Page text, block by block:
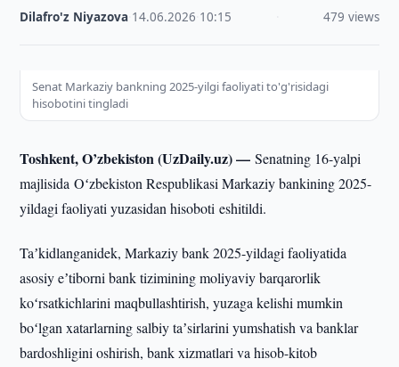
Dilafro'z Niyazova 14.06.2026 10:15 479 views
Senat Markaziy bankning 2025-yilgi faoliyati to'g'risidagi
hisobotini tingladi
Toshkent, O’zbekiston (UzDaily.uz) —Senatning 16-yalpi
majlisida Oʻzbekiston Respublikasi Markaziy bankining 2025-
yildagi faoliyati yuzasidan hisoboti eshitildi.
Taʼkidlanganidek, Markaziy bank 2025-yildagi faoliyatida
asosiy eʼtiborni bank tizimining moliyaviy barqarorlik
koʻrsatkichlarini maqbullashtirish, yuzaga kelishi mumkin
boʻlgan xatarlarning salbiy taʼsirlarini yumshatish va banklar
bardoshligini oshirish, bank xizmatlari va hisob-kitob